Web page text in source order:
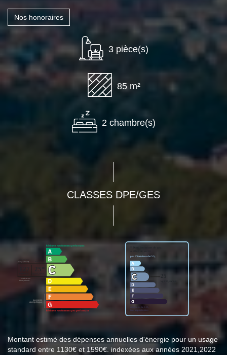
Nos honoraires
3 pièce(s)
85 m²
2 chambre(s)
CLASSES DPE/GES
Montant estimé des dépenses annuelles d'énergie pour un usage
standard entre 1130€ et 1590€. indexées aux années 2021,2022